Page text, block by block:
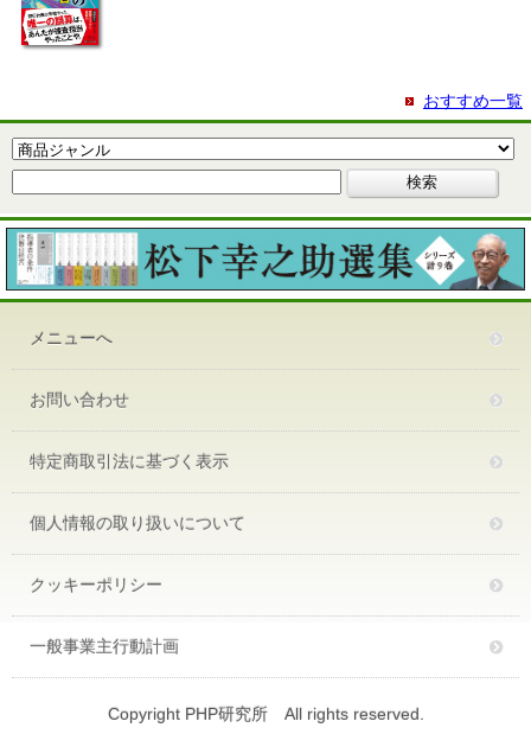
おすすめ一覧
メニューへ
お問い合わせ
特定商取引法に基づく表示
個人情報の取り扱いについて
クッキーポリシー
一般事業主行動計画
Copyright PHP研究所 All rights reserved.